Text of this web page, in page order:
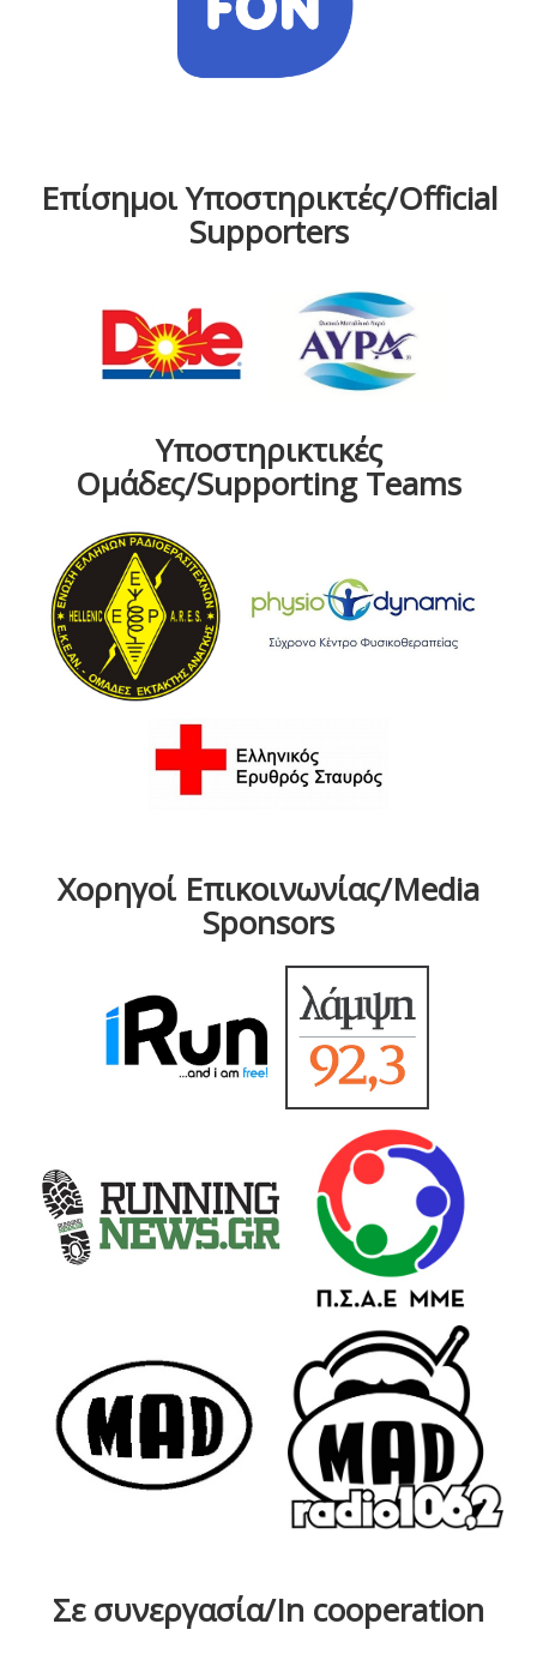
Επίσημοι Υποστηρικτές/Official
Supporters
Υποστηρικτικές
Ομάδες/Supporting Teams
Χορηγοί Επικοινωνίας/Media
Sponsors
Σε συνεργασία/In cooperation